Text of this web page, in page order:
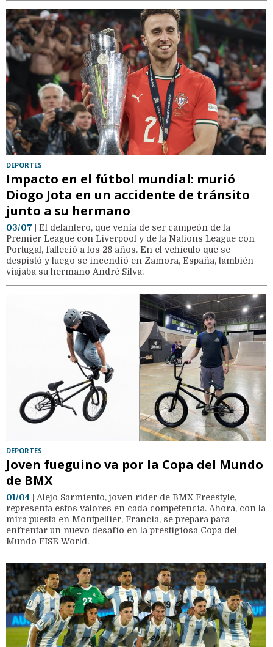
DEPORTES
Impacto en el fútbol mundial: murió
Diogo Jota en un accidente de tránsito
junto a su hermano
03/07 | El delantero, que venía de ser campeón de la
Premier League con Liverpool y de la Nations League con
Portugal, falleció a los 28 años. En el vehículo que se
despistó y luego se incendió en Zamora, España, también
viajaba su hermano André Silva.
DEPORTES
Joven fueguino va por la Copa del Mundo
de BMX
01/04 | Alejo Sarmiento, joven rider de BMX Freestyle,
representa estos valores en cada competencia. Ahora, con la
mira puesta en Montpellier, Francia, se prepara para
enfrentar un nuevo desafío en la prestigiosa Copa del
Mundo FISE World.